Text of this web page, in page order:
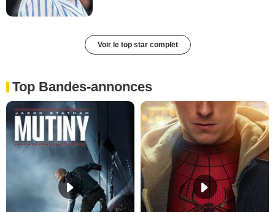
Voir le top star complet
Top Bandes-annonces